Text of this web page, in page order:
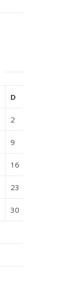
D
2
9
16
23
30